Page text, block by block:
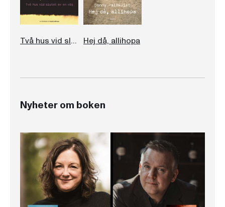
Två hus vid slutet av en väg Hej då, allihopa
Nyheter om boken